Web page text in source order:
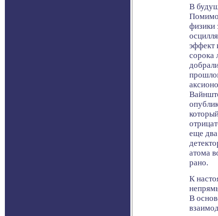
В
Помимо
физики
эффект
сорока
еще
атома
рано.
К
В